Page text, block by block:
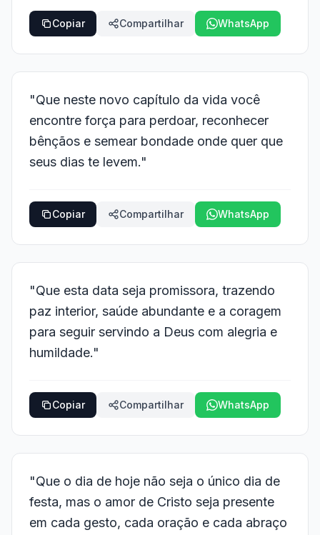
Copiar Compartilhar WhatsApp
"Que neste novo capítulo da vida você
encontre força para perdoar, reconhecer
bênçãos e semear bondade onde quer que
seus dias te levem."
Copiar Compartilhar WhatsApp
"Que esta data seja promissora, trazendo
paz interior, saúde abundante e a coragem
para seguir servindo a Deus com alegria e
humildade."
Copiar Compartilhar WhatsApp
"Que o dia de hoje não seja o único dia de
festa, mas o amor de Cristo seja presente
em cada gesto, cada oração e cada abraço